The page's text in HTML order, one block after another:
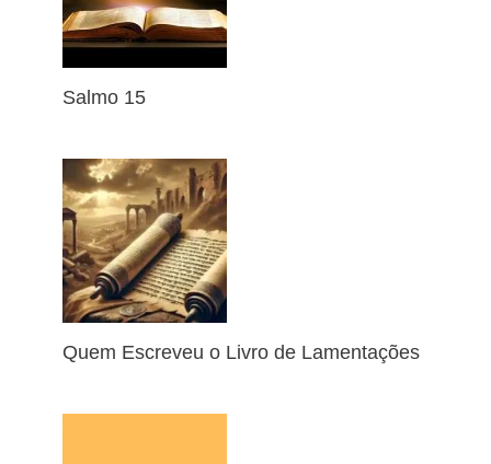
Salmo 15
Quem Escreveu o Livro de Lamentações